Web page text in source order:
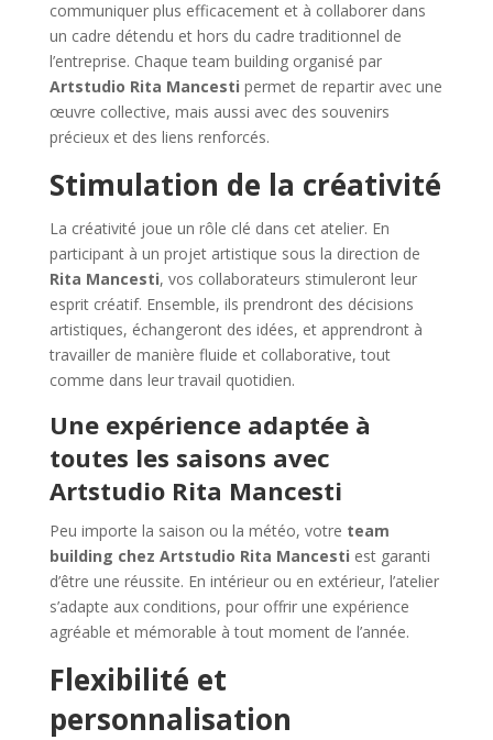
communiquer plus efficacement et à collaborer dans
un cadre détendu et hors du cadre traditionnel de
l’entreprise. Chaque team building organisé par
Artstudio Rita Mancesti permet de repartir avec une
œuvre collective, mais aussi avec des souvenirs
précieux et des liens renforcés.
Stimulation de la créativité
La créativité joue un rôle clé dans cet atelier. En
participant à un projet artistique sous la direction de
Rita Mancesti, vos collaborateurs stimuleront leur
esprit créatif. Ensemble, ils prendront des décisions
artistiques, échangeront des idées, et apprendront à
travailler de manière fluide et collaborative, tout
comme dans leur travail quotidien.
Une expérience adaptée à
toutes les saisons avec
Artstudio Rita Mancesti
Peu importe la saison ou la météo, votre team
building chez Artstudio Rita Mancesti est garanti
d’être une réussite. En intérieur ou en extérieur, l’atelier
s’adapte aux conditions, pour offrir une expérience
agréable et mémorable à tout moment de l’année.
Flexibilité et
personnalisation